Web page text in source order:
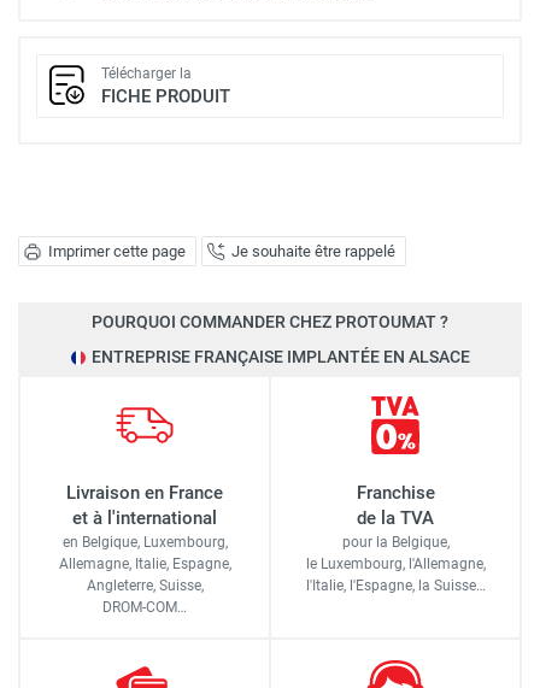
Imprimer cette page Je souhaite être rappelé
Télécharger la
FICHE PRODUIT
POURQUOI COMMANDER CHEZ PROTOUMAT ?
ENTREPRISE FRANÇAISE IMPLANTÉE EN ALSACE
Livraison en France
et à l'international
en Belgique, Luxembourg,
Allemagne, Italie, Espagne,
Angleterre, Suisse,
DROM-COM…
Franchise
de la TVA
pour la Belgique,
le Luxembourg, l'Allemagne,
l'Italie, l'Espagne, la Suisse…